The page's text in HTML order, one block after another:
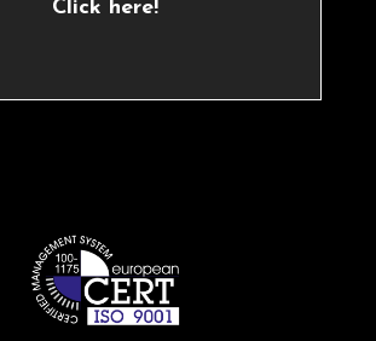
Click here!